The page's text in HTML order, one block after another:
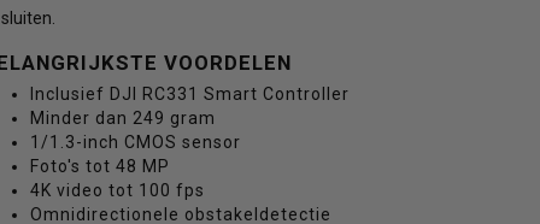
VOORDELEN
Inclusief DJI RC331 Smart Controller
Minder dan 249 gram
1/1.3-inch CMOS sensor
Foto's tot 48 MP
4K video tot 100 fps
Omnidirectionele obstakeldetectie